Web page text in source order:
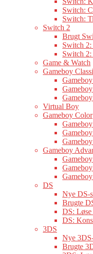
Switch:
Switch:
Switch 2
Brugt
Switch
Switch
Game & Watch
Gameboy
Virtual Boy
Gameboy Color
Gameboy
DS
Nye DS-
Brugte
DS: Løse
DS:
3DS
Nye
Brugte